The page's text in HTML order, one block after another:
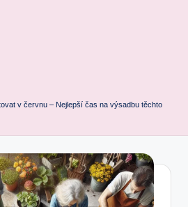
v červnu – Nejlepší čas na výsadbu těchto